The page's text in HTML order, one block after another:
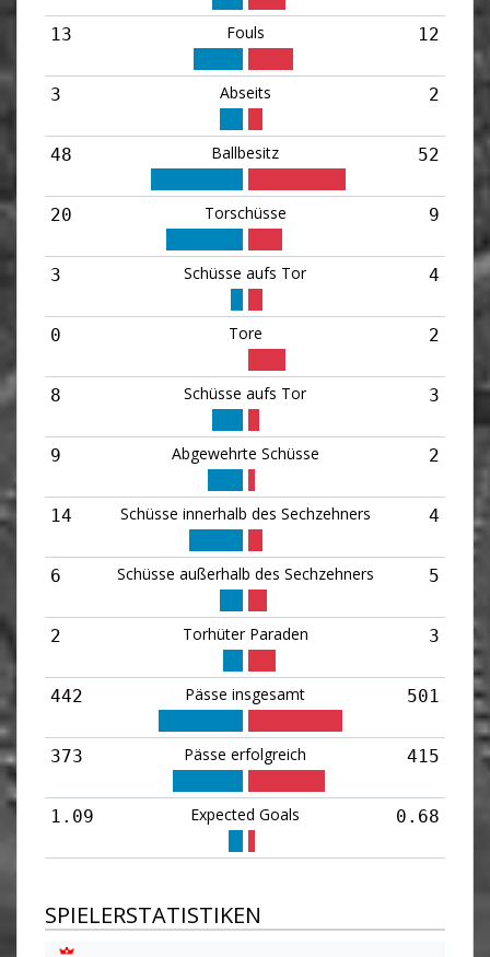
13 Fouls 12
3 Abseits 2
48 Ballbesitz 52
20 Torschüsse 9
3 Schüsse aufs Tor 4
0 Tore 2
8 Schüsse aufs Tor 3
9 Abgewehrte Schüsse 2
14 Schüsse innerhalb des Sechzehners 4
6 Schüsse außerhalb des Sechzehners 5
2 Torhüter Paraden 3
442 Pässe insgesamt 501
373 Pässe erfolgreich 415
1.09 Expected Goals 0.68
SPIELERSTATISTIKEN